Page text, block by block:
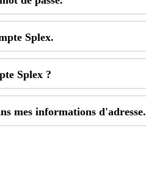
Splex.
Splex ?
mes informations d'adresse.